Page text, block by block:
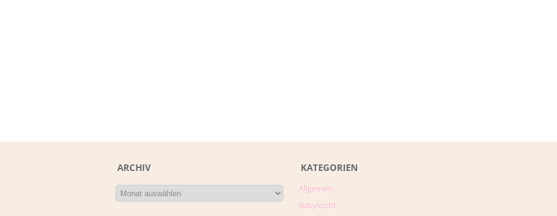
ARCHIV KATEGORIEN
Allgemein
Babyleicht